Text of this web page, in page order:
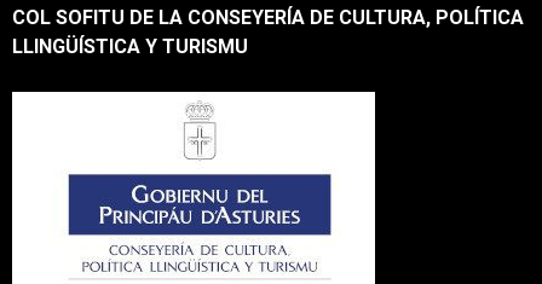
COL SOFITU DE LA CONSEYERÍA DE CULTURA, POLÍTICA
LLINGÜÍSTICA Y TURISMU